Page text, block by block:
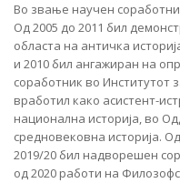
Во звање научен
Од 2005 до 2011 бил
областа на античка
и 2010 бил ангажиран на
соработник во Институтот
вработил како асистент-
национална историја, во
средновековна историја.
2019/20 бил надворешен
од 2020 работи на